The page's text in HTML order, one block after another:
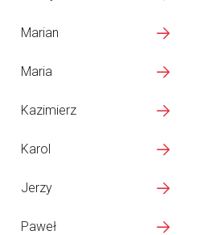
Marian
Maria
Kazimierz
Karol
Jerzy
Paweł